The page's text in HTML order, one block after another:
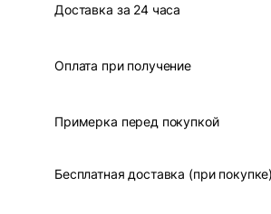
Доставка за 24 часа
Оплата при получение
Примерка перед покупкой
Бесплатная доставка (при покупке)